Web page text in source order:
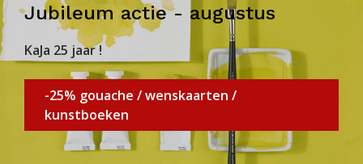
Jubileum actie - augustus
KaJa 25 jaar !
-25% gouache / wenskaarten /
kunstboeken